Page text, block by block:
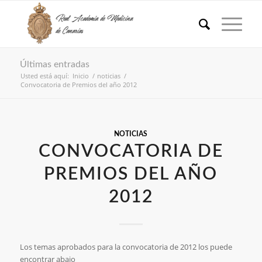
Últimas entradas
Usted está aquí: Inicio / noticias /
Convocatoria de Premios del año 2012
NOTICIAS
CONVOCATORIA DE
PREMIOS DEL AÑO
2012
Los temas aprobados para la convocatoria de 2012 los puede
encontrar abajo